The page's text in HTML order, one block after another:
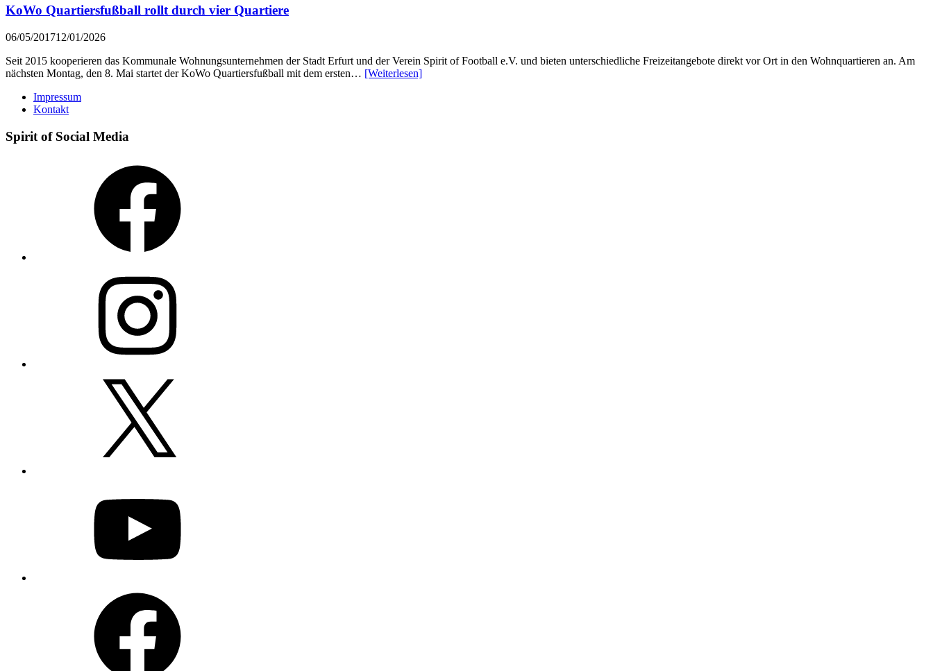
KoWo Quartiersfußball rollt durch vier Quartiere
06/05/201712/01/2026
Seit 2015 kooperieren das Kommunale Wohnungsunternehmen der Stadt Erfurt und der Verein Spirit of Football e.V. und bieten unterschiedliche Freizeitangebote direkt vor Ort in den Wohnquartieren an. Am
nächsten Montag, den 8. Mai startet der KoWo Quartiersfußball mit dem ersten… [Weiterlesen]
Impressum
Kontakt
Spirit of Social Media